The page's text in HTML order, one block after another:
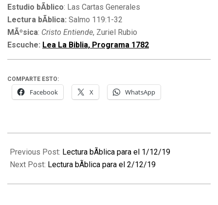
Estudio bÃ­blico: Las Cartas Generales
Lectura bÃ­blica: Salmo 119:1-32
MÃºsica: Cristo Entiende, Zuriel Rubio
Escuche: Lea La Biblia, Programa 1782
COMPARTE ESTO:
Facebook X WhatsApp
12-
02
Previous Post: Lectura bÃ­blica para el 1/12/19
Next Post: Lectura bÃ­blica para el 2/12/19